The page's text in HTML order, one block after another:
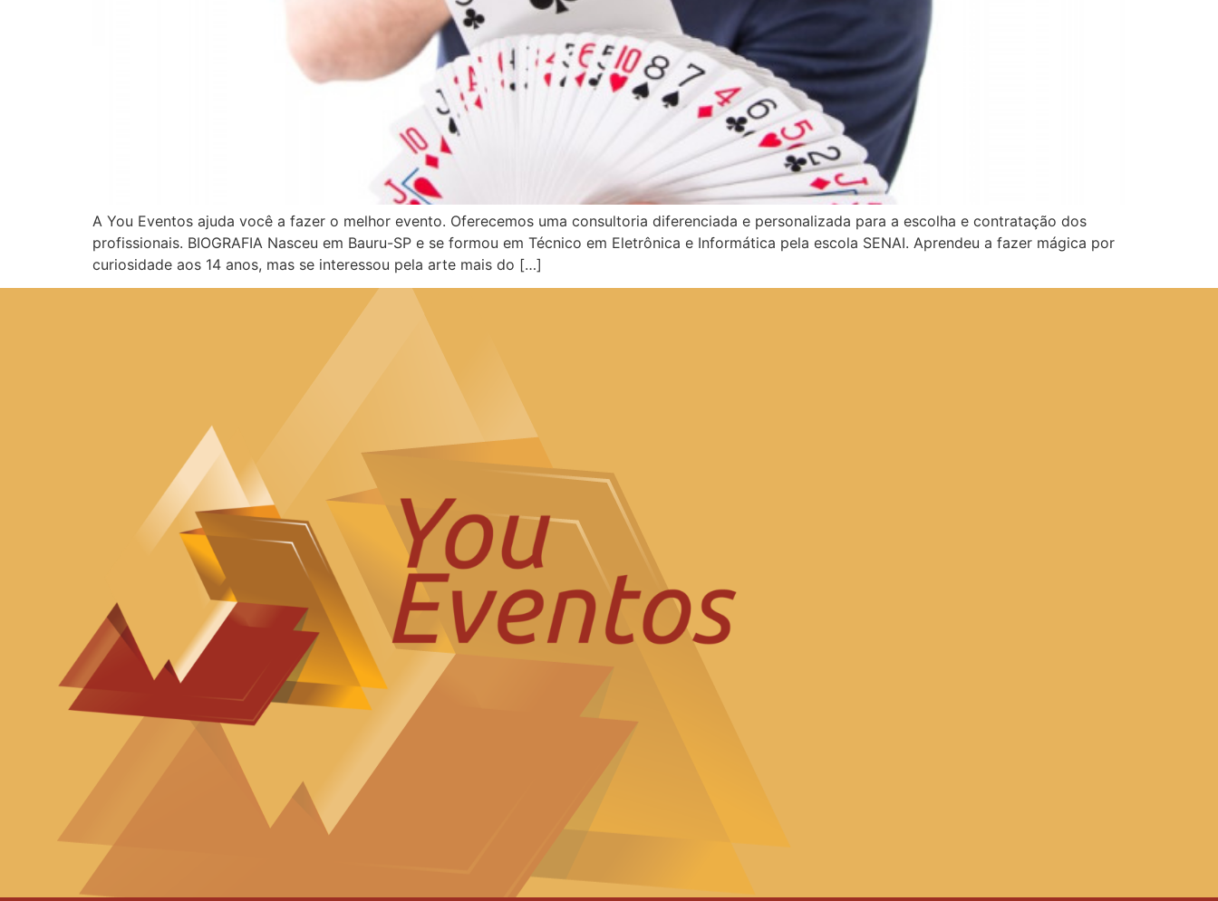
A You Eventos ajuda você a fazer o melhor evento. Oferecemos uma consultoria diferenciada e personalizada para a escolha e contratação dos
profissionais. BIOGRAFIA Nasceu em Bauru-SP e se formou em Técnico em Eletrônica e Informática pela escola SENAI. Aprendeu a fazer mágica por
curiosidade aos 14 anos, mas se interessou pela arte mais do […]